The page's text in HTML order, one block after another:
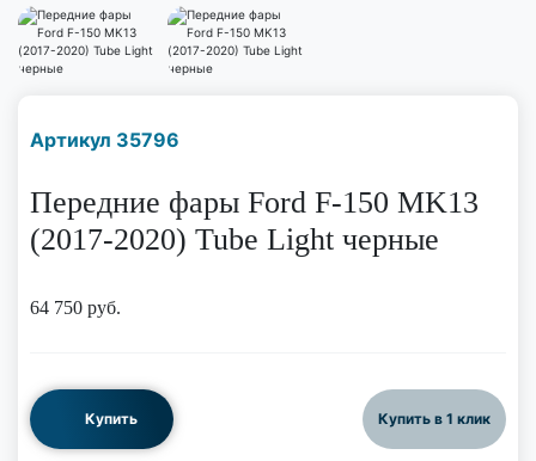
Артикул 35796
Передние фары Ford F-150 MK13
(2017-2020) Tube Light черные
64 750 руб.
Купить Купить в 1 клик